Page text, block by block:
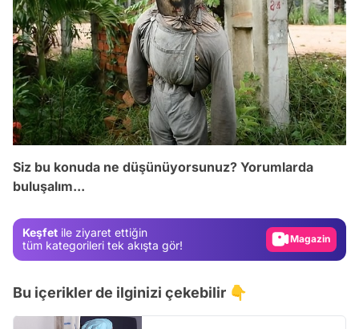
Siz bu konuda ne düşünüyorsunuz? Yorumlarda
buluşalım...
Keşfet ile ziyaret ettiğin
tüm kategorileri tek akışta gör!
Magazin
Bu içerikler de ilginizi çekebilir 👇